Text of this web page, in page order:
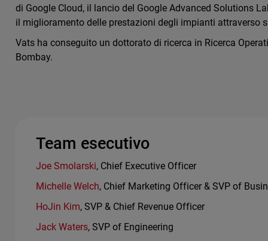
di Google Cloud, il lancio del Google Advanced Solutions
il miglioramento delle prestazioni degli impianti attraverso
Vats ha conseguito un dottorato di ricerca in Ricerca
Bombay.
Team esecutivo
Joe Smolarski, Chief Executive Officer
Michelle Welch, Chief Marketing Officer & SVP of
HoJin Kim, SVP & Chief Revenue Officer
Jack Waters, SVP of Engineering